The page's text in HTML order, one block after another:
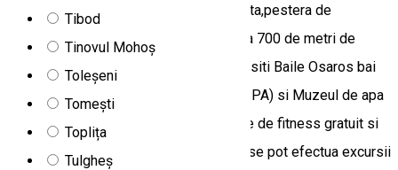
Tibod
Tinovul Mohoș
Toleșeni
Tomești
Toplița
Tulgheș
principalele obiective din Borsec: mofeta,pestera de
gheata,cetatea bufnitelor,grota ursilor, la 700 de metri de
pârtia de schi Speranta , la 500 de m gasiti Baile Osaros bai
cu apa minerala calda sau rece(centru SPA) si Muzeul de apa
minerala. Este oferita și intrarea în sãlile de fitness gratuit si
folosirea terenului de fotbal. La cerere se pot efectua excursii